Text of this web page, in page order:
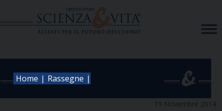
Home | Rassegne |
19 Novembre 2014